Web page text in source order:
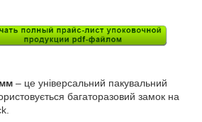
– це універсальний пакувальний
багаторазовий замок на